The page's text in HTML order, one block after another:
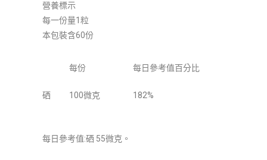
營養標示
每一份量1粒
本包裝含60份
每份 每日參考值百分比
硒 100微克 182%
每日參考值:硒 55微克。